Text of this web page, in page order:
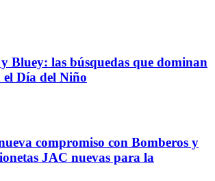
y Bluey: las búsquedas que dominan
Día del Niño
compromiso con Bomberos y
JAC nuevas para la